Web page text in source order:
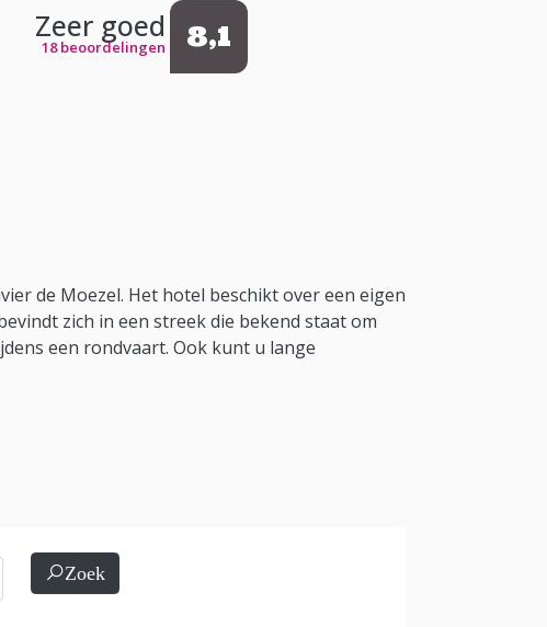
Zeer goed
18 beoordelingen 8,1
de Moezel. Het hotel beschikt over een eigen
zich in een streek die bekend staat om
een rondvaart. Ook kunt u lange
Zoek